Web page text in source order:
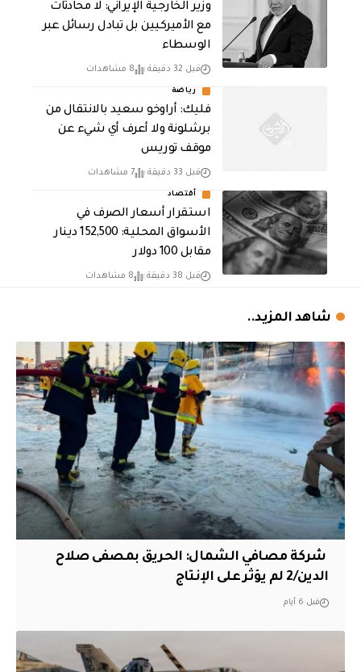
‏وزير الخارجية الإيراني: لا محادثات
مع الأميركيين بل تبادل رسائل عبر
الوسطاء
قبل 32 دقيقة 8 مشاهدات
رياضة
فليك: أراوخو سعيد بالانتقال من
برشلونة ولا أعرف أي شيء عن
موقف توريس
قبل 33 دقيقة 7 مشاهدات
أقتصاد
استقرار أسعار الصرف في
الأسواق المحلية: 152,500 دينار
مقابل 100 دولار
قبل 38 دقيقة 8 مشاهدات
شاهد المزيد..
‏ شركة مصافي الشمال: الحريق بمصفى صلاح
الدين/2 لم يؤثر على الإنتاج
قبل 6 أيام